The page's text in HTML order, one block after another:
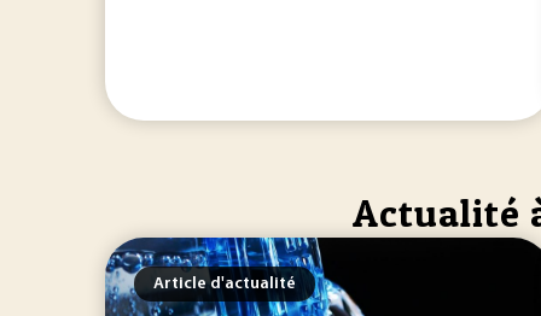
Actualité
Article d'actualité